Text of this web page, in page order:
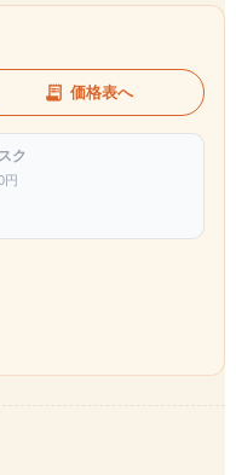
receipt_long 価格表へ
ク
円